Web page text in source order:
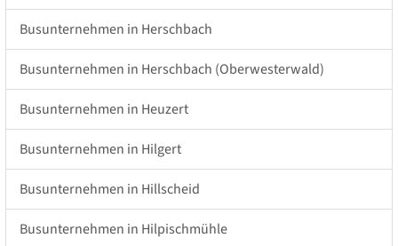
Busunternehmen in Herschbach
Busunternehmen in Herschbach (Oberwesterwald)
Busunternehmen in Heuzert
Busunternehmen in Hilgert
Busunternehmen in Hillscheid
Busunternehmen in Hilpischmühle